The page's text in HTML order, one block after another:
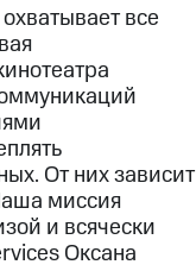
все
От них зависит
миссия
и всячески
Оксана